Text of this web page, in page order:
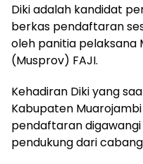
Diki adalah kandidat
berkas pendaftaran
oleh panitia pelaksana
(Musprov) FAJI.
Kehadiran Diki yang
Kabupaten
pendaftaran
pendukung dari